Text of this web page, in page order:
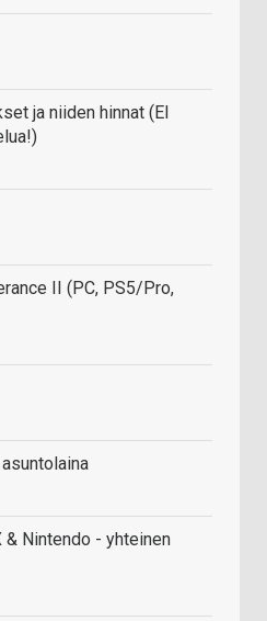
ja niiden hinnat (EI
II (PC, PS5/Pro,
& Nintendo - yhteinen